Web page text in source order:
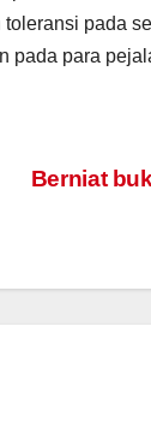
pada
pada para
Berniat